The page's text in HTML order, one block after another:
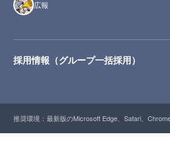
広報
採用情報（グループ一括採用）
推奨環境：最新版のMicrosoft Edge、Safari、